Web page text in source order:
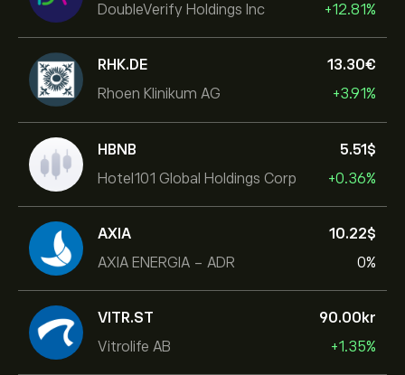
DoubleVerify Holdings Inc
+12.81%
RHK.DE
Rhoen Klinikum AG
13.30‎€‎
+3.91%
HBNB
Hotel101 Global Holdings Corp
5.51‎$‎
+0.36%
AXIA
AXIA ENERGIA - ADR
10.22‎$‎
0%
VITR.ST
Vitrolife AB
90.00‎kr‎
+1.35%